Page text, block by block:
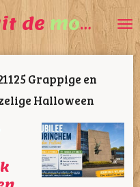
de mooiste
Grappige en
Halloween